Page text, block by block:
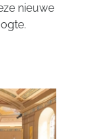
nieuwe